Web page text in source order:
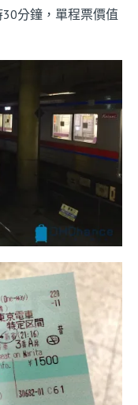
分鐘，單程票價值